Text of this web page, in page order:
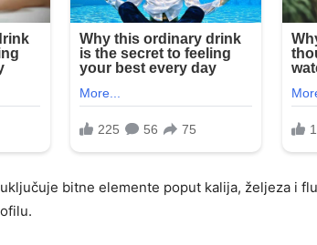
bitne elemente poput kalija, željeza i